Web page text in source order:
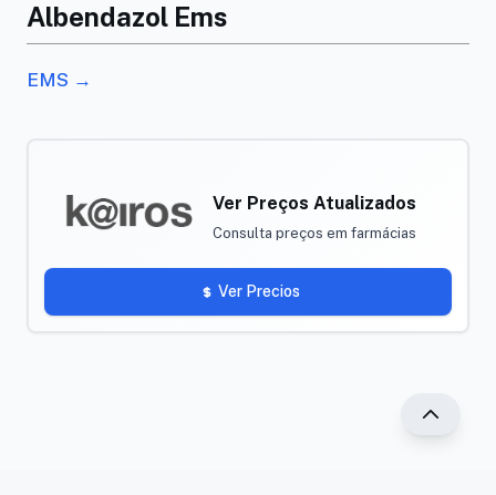
Albendazol Ems
EMS →
Ver Preços Atualizados
Consulta preços em farmácias
Ver Precios